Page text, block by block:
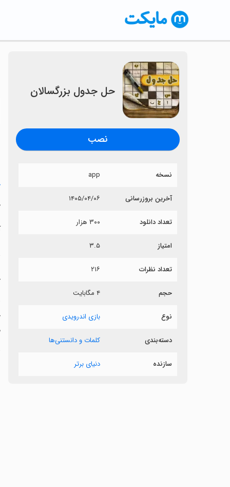
‏حل جدول بزرگسالان
نصب
نسخه app
آخرین بروزرسانی ۱۴۰۵/۰۴/۰۶
تعداد دانلود ۳۰۰ هزار
امتیاز ۳.۵
تعداد نظرات ۲۱۶
حجم ۴ مگابایت
نوع بازی اندرویدی
دسته‌بندی کلمات و دانستنی‌ها
سازنده دنیای برتر